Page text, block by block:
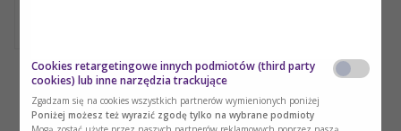
Cookies retargetingowe innych podmiotów (third party
cookies) lub inne narzędzia trackujące
Zgadzam się na cookies wszystkich partnerów wymienionych poniżej
Poniżej możesz też wyrazić zgodę tylko na wybrane podmioty